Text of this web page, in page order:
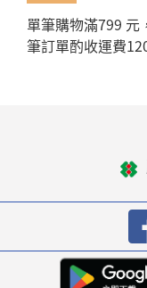
單筆購物滿799 元
筆訂單酌收運費